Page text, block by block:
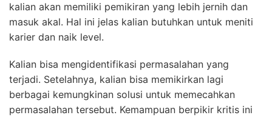
kalian akan memiliki pemikiran yang lebih jernih dan
masuk akal. Hal ini jelas kalian butuhkan untuk meniti
karier dan naik level.
Kalian bisa mengidentifikasi permasalahan yang
terjadi. Setelahnya, kalian bisa memikirkan lagi
berbagai kemungkinan solusi untuk memecahkan
permasalahan tersebut. Kemampuan berpikir kritis ini